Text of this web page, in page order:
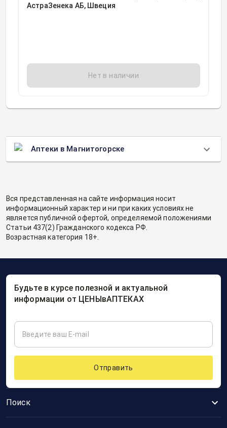
АстраЗенека АБ, Швеция
Нет в наличии
Аптеки в Магнитогорске
Вся представленная на сайте информация носит
информационный характер и ни при каких условиях не
является публичной офертой, определяемой положениями
Статьи 437(2) Гражданского кодекса РФ.
Возрастная категория 18+.
Поиск
Будьте в курсе полезной и актуальной
информации от ЦЕНЫвАПТЕКАХ
Отправить